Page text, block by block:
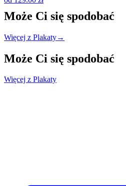
Może Ci się spodobać
Więcej z Plakaty→
Może Ci się spodobać
Więcej z Plakaty